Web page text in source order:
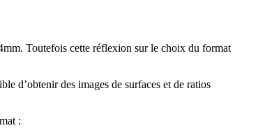
Toutefois cette réflexion sur le choix du format
d’obtenir des images de surfaces et de ratios
: